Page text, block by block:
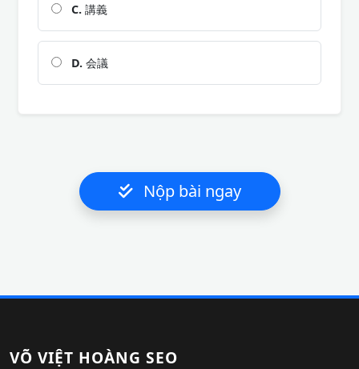
C. 講義
D. 会議
Nộp bài ngay
VÕ VIỆT HOÀNG SEO